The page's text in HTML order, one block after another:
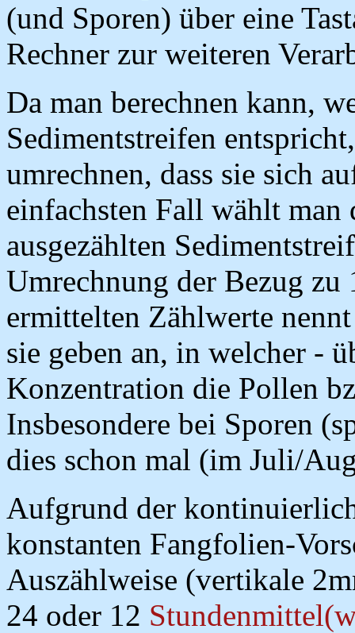
(und Sporen) über eine
Rechner zur weiteren
Da man berechnen kann,
Sedimentstreifen
umrechnen, dass sie sich
einfachsten Fall wählt man
ausgezählten
Umrechnung der Bezug
ermittelten Zählwerte
sie geben an, in welcher -
Konzentration die Pollen
Insbesondere bei Sporen
dies schon mal (im Juli/
Aufgrund der
konstanten Fangfolien-
Auszählweise (vertikale
24 oder 12